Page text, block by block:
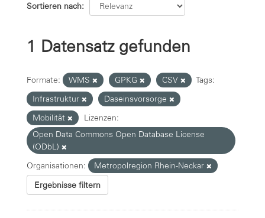
Sortieren nach
1 Datensatz gefunden
Formate: WMS GPKG CSV
Tags:
Infrastruktur
Daseinsvorsorge
Mobilität
Lizenzen:
Open Data Commons Open Database License
(ODbL)
Organisationen:
Metropolregion Rhein-Neckar
Ergebnisse filtern